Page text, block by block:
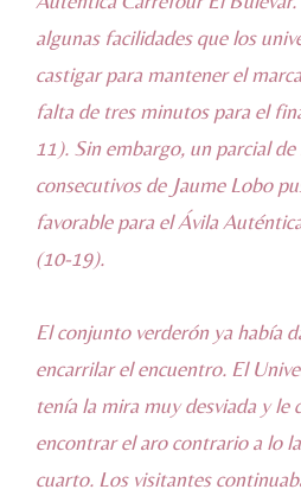
algunas facilidades que los
castigar para mantener el
falta de tres minutos para el
11). Sin embargo, un parcial
consecutivos de Jaume Lobo
favorable para el Ávila
(10-19).
El conjunto verderón ya había
encarrilar el encuentro. El
tenía la mira muy desviada y le
encontrar el aro contrario a lo
cuarto. Los visitantes